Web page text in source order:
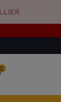
Panier
0